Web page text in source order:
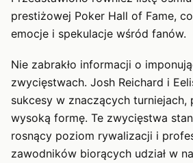
prestiżowej Poker Hall of Fame,
emocje i spekulacje wśród fanów.
Nie zabrakło informacji o
zwycięstwach. Josh Reichard i
sukcesy w znaczących turniejach,
wysoką formę. Te zwycięstwa
rosnący poziom rywalizacji i
zawodników biorących udział w